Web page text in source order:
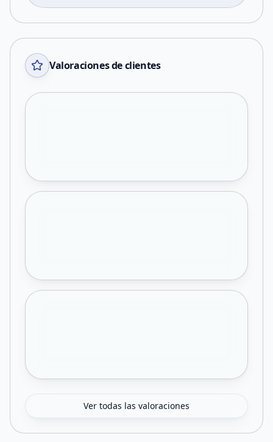
Valoraciones de clientes
Ver todas las valoraciones